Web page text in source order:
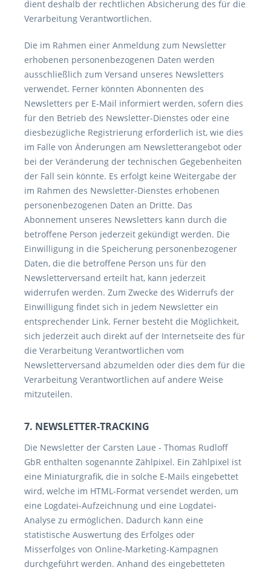
dient deshalb der rechtlichen Absicherung des für die
Verarbeitung Verantwortlichen.
Die im Rahmen einer Anmeldung zum Newsletter
erhobenen personenbezogenen Daten werden
ausschließlich zum Versand unseres Newsletters
verwendet. Ferner könnten Abonnenten des
Newsletters per E-Mail informiert werden, sofern dies
für den Betrieb des Newsletter-Dienstes oder eine
diesbezügliche Registrierung erforderlich ist, wie dies
im Falle von Änderungen am Newsletterangebot oder
bei der Veränderung der technischen Gegebenheiten
der Fall sein könnte. Es erfolgt keine Weitergabe der
im Rahmen des Newsletter-Dienstes erhobenen
personenbezogenen Daten an Dritte. Das
Abonnement unseres Newsletters kann durch die
betroffene Person jederzeit gekündigt werden. Die
Einwilligung in die Speicherung personenbezogener
Daten, die die betroffene Person uns für den
Newsletterversand erteilt hat, kann jederzeit
widerrufen werden. Zum Zwecke des Widerrufs der
Einwilligung findet sich in jedem Newsletter ein
entsprechender Link. Ferner besteht die Möglichkeit,
sich jederzeit auch direkt auf der Internetseite des für
die Verarbeitung Verantwortlichen vom
Newsletterversand abzumelden oder dies dem für die
Verarbeitung Verantwortlichen auf andere Weise
mitzuteilen.
7. NEWSLETTER-TRACKING
Die Newsletter der Carsten Laue - Thomas Rudloff
GbR enthalten sogenannte Zählpixel. Ein Zählpixel ist
eine Miniaturgrafik, die in solche E-Mails eingebettet
wird, welche im HTML-Format versendet werden, um
eine Logdatei-Aufzeichnung und eine Logdatei-
Analyse zu ermöglichen. Dadurch kann eine
statistische Auswertung des Erfolges oder
Misserfolges von Online-Marketing-Kampagnen
durchgeführt werden. Anhand des eingebetteten